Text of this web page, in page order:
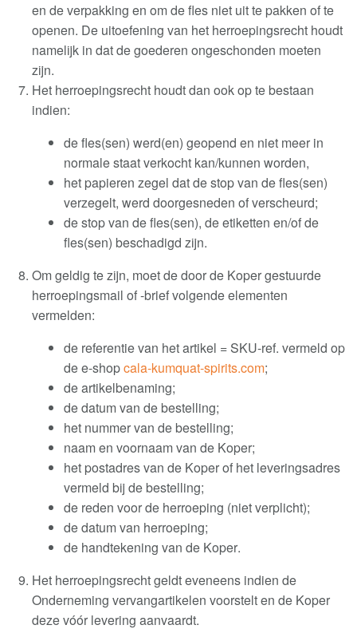
en de verpakking en om de fles niet uit te pakken of te
openen. De uitoefening van het herroepingsrecht houdt
namelijk in dat de goederen ongeschonden moeten
zijn.
Het herroepingsrecht houdt dan ook op te bestaan
indien:
de fles(sen) werd(en) geopend en niet meer in
normale staat verkocht kan/kunnen worden,
het papieren zegel dat de stop van de fles(sen)
verzegelt, werd doorgesneden of verscheurd;
de stop van de fles(sen), de etiketten en/of de
fles(sen) beschadigd zijn.
Om geldig te zijn, moet de door de Koper gestuurde
herroepingsmail of -brief volgende elementen
vermelden:
de referentie van het artikel = SKU-ref. vermeld op
de e-shopcala-kumquat-spirits.com;
de artikelbenaming;
de datum van de bestelling;
het nummer van de bestelling;
naam en voornaam van de Koper;
het postadres van de Koper of het leveringsadres
vermeld bij de bestelling;
de reden voor de herroeping (niet verplicht);
de datum van herroeping;
de handtekening van de Koper.
Het herroepingsrecht geldt eveneens indien de
Onderneming vervangartikelen voorstelt en de Koper
deze vóór levering aanvaardt.